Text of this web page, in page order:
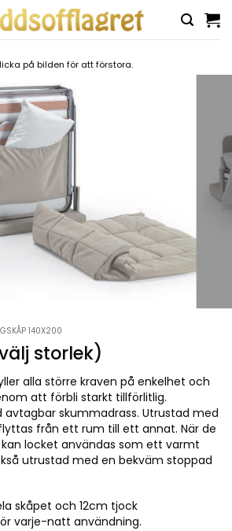
på bilden för att förstora.
140X200
storlek)
alla större kraven på enkelhet och
att förbli starkt tillförlitlig.
skummadrass. Utrustad med
från ett rum till ett annat. När de
locket användas som ett varmt
utrustad med en bekväm stoppad
skåpet och 12cm tjock
varje-natt användning.